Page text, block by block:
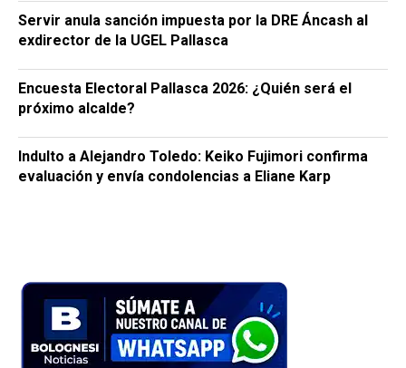
Servir anula sanción impuesta por la DRE Áncash al
exdirector de la UGEL Pallasca
Encuesta Electoral Pallasca 2026: ¿Quién será el
próximo alcalde?
Indulto a Alejandro Toledo: Keiko Fujimori confirma
evaluación y envía condolencias a Eliane Karp